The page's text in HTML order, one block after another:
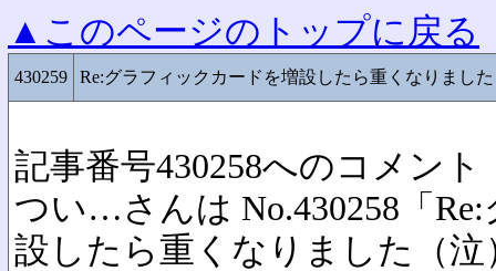
▲このページのトップに戻る
430259 Re:グラフィックカードを増設したら重くなりまし
記事番号430258へのコメント
つい…さんは No.430258「
設したら重くなりました（